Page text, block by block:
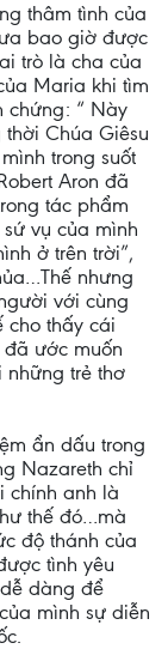
thâm tình của
bao giờ được
trò là cha của
Maria khi tìm
chứng: “ Này
Chúa Giêsu
trong suốt
Aron đã
tác phẩm
vụ của mình
ở trên trời”,
nhưng
với cùng
cho thấy cái
ước muốn
những trẻ thơ
ẩn dấu trong
Nazareth chỉ
chính anh là
thế đó…mà
độ thánh của
tình yêu
dàng để
mình sự diễn